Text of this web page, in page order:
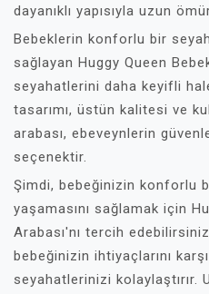
dayanıklı yapısıyla uzun
Bebeklerin konforlu bir
sağlayan Huggy Queen
seyahatlerini daha keyifli
tasarımı, üstün kalitesi ve
arabası, ebeveynlerin
seçenektir.
Şimdi, bebeğinizin konforlu
yaşamasını sağlamak için
Arabası'nı tercih
bebeğinizin ihtiyaçlarını
seyahatlerinizi kolaylaştırır.